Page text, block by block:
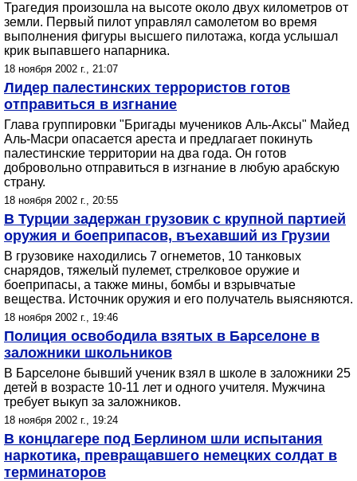
Трагедия произошла на высоте около двух километров от
земли. Первый пилот управлял самолетом во время
выполнения фигуры высшего пилотажа, когда услышал
крик выпавшего напарника.
18 ноября 2002 г., 21:07
Лидер палестинских террористов готов
отправиться в изгнание
Глава группировки "Бригады мучеников Аль-Аксы" Майед
Аль-Масри опасается ареста и предлагает покинуть
палестинские территории на два года. Он готов
добровольно отправиться в изгнание в любую арабскую
страну.
18 ноября 2002 г., 20:55
В Турции задержан грузовик с крупной партией
оружия и боеприпасов, въехавший из Грузии
В грузовике находились 7 огнеметов, 10 танковых
снарядов, тяжелый пулемет, стрелковое оружие и
боеприпасы, а также мины, бомбы и взрывчатые
вещества. Источник оружия и его получатель выясняются.
18 ноября 2002 г., 19:46
Полиция освободила взятых в Барселоне в
заложники школьников
В Барселоне бывший ученик взял в школе в заложники 25
детей в возрасте 10-11 лет и одного учителя. Мужчина
требует выкуп за заложников.
18 ноября 2002 г., 19:24
В концлагере под Берлином шли испытания
наркотика, превращавшего немецких солдат в
терминаторов